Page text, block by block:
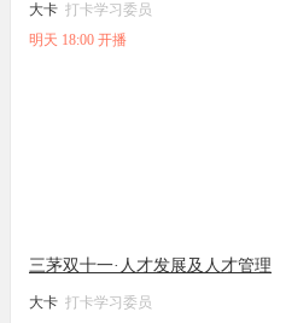
大卡 打卡学习委员
明天 18:00 开播
三茅双十一·人才发展及人才管理
大卡 打卡学习委员